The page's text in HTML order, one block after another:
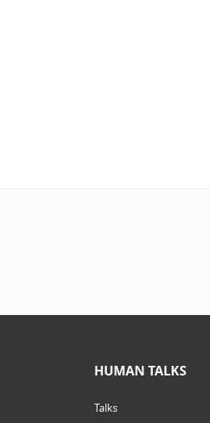
HUMAN TALKS
Talks